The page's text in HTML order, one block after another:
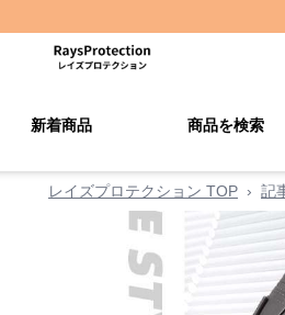
新着商品 商品を検索
レイズプロテクション TOP › 記